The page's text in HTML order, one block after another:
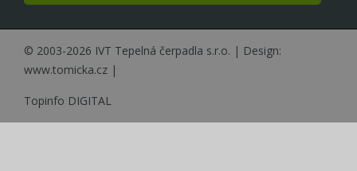
© 2003-2026 IVT Tepelná čerpadla s.r.o. | Design:
www.tomicka.cz |
Topinfo DIGITAL
Nezbytně nutné soubory cookie umožňují
základní funkce webových stránek, jako je
přihlášení uživatele a správa účtu. Webové stránky
správně používat.
Název
Provider/Doména Vyprší